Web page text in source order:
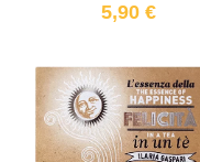
5,90 €